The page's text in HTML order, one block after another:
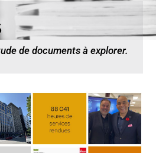
de documents à explorer.